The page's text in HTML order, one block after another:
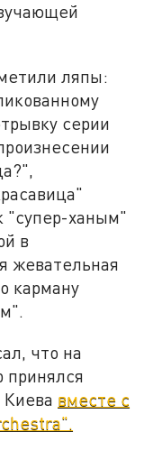
ляпы:
серии
"супер-ханым"
в
жевательная
карману
что на
принялся
Киева вместе с